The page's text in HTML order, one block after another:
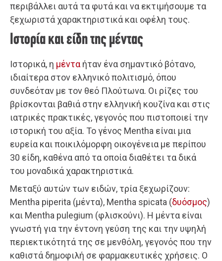
περιβάλλει αυτά τα φυτά και να εκτιμήσουμε τα
ξεχωριστά χαρακτηριστικά και οφέλη τους.
Ιστορία και είδη της μέντας
Ιστορικά, η μέντα ήταν ένα σημαντικό βότανο,
ιδιαίτερα στον ελληνικό πολιτισμό, όπου
συνδεόταν με τον θεό Πλούτωνα. Οι ρίζες του
βρίσκονται βαθιά στην ελληνική κουζίνα και στις
ιατρικές πρακτικές, γεγονός που πιστοποιεί την
ιστορική του αξία. Το γένος Mentha είναι μια
ευρεία και ποικιλόμορφη οικογένεια με περίπου
30 είδη, καθένα από τα οποία διαθέτει τα δικά
του μοναδικά χαρακτηριστικά.
Μεταξύ αυτών των ειδών, τρία ξεχωρίζουν:
Mentha piperita (μέντα), Mentha spicata (δυόσμος)
και Mentha pulegium (φλισκούνι). Η μέντα είναι
γνωστή για την έντονη γεύση της και την υψηλή
περιεκτικότητά της σε μενθόλη, γεγονός που την
καθιστά δημοφιλή σε φαρμακευτικές χρήσεις. Ο